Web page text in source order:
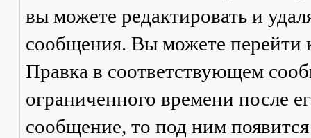
вы можете редактировать и
сообщения. Вы можете перейти
Правка в соответствующем
ограниченного времени после
сообщение, то под ним